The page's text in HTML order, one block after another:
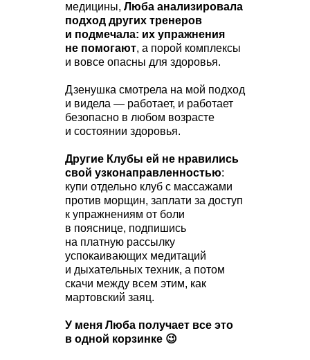
медицины, Люба анализировала
подход других тренеров
и подмечала: их упражнения
не помогают, а порой комплексы
и вовсе опасны для здоровья.
Дзенушка смотрела на мой подход
и видела — работает, и работает
безопасно в любом возрасте
и состоянии здоровья.
Другие Клубы ей не нравились
свой узконаправленностью:
купи отдельно клуб с массажами
против морщин, заплати за доступ
к упражнениям от боли
в пояснице, подпишись
на платную рассылку
успокаивающих медитаций
и дыхательных техник, а потом
скачи между всем этим, как
мартовский заяц.
У меня Люба получает все это
в одной корзинке 😉